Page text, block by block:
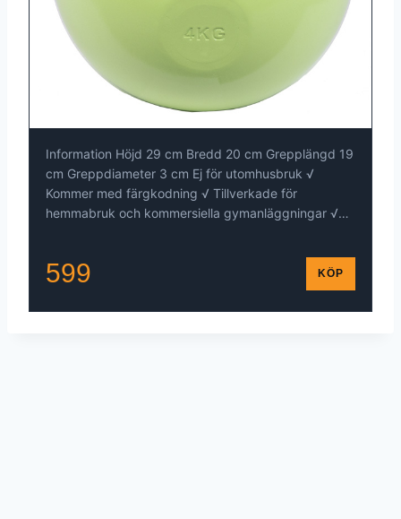
Information Höjd 29 cm Bredd 20 cm Grepplängd 19
cm Greppdiameter 3 cm Ej för utomhusbruk √
Kommer med färgkodning √ Tillverkade för
hemmabruk och kommersiella gymanläggningar √…
599 KÖP